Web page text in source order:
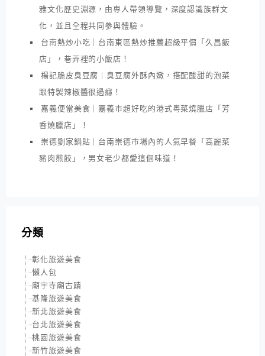
雅文化歷史淵源，由專人帶領導覽，深度認識族群文
化，並且全程共同參與體驗。
台南熱炒小吃｜台南東區熱炒推薦超級平價「久昌飯
店」，巷弄裡的小飯店！
楊記脆皮臭豆腐｜臭豆腐外酥內嫩，搭配酸甜的泡菜
跟特製辣椒醬很過癮！
嘉義便當美食｜嘉義市超好吃的港式粵菜燒臘店「芳
香燒臘店」！
崇德劉家鍋貼｜台南崇德市場內的人氣早餐「高麗菜
豬肉煎餃」，男女老少都愛這個味道！
分類
彰化旅遊美食
懶人包
廟宇寺廟古蹟
基隆旅遊美食
新北旅遊美食
台北旅遊美食
桃園旅遊美食
新竹旅遊美食